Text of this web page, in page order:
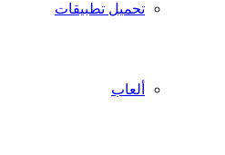
تحميل تطبيقات
ألعاب